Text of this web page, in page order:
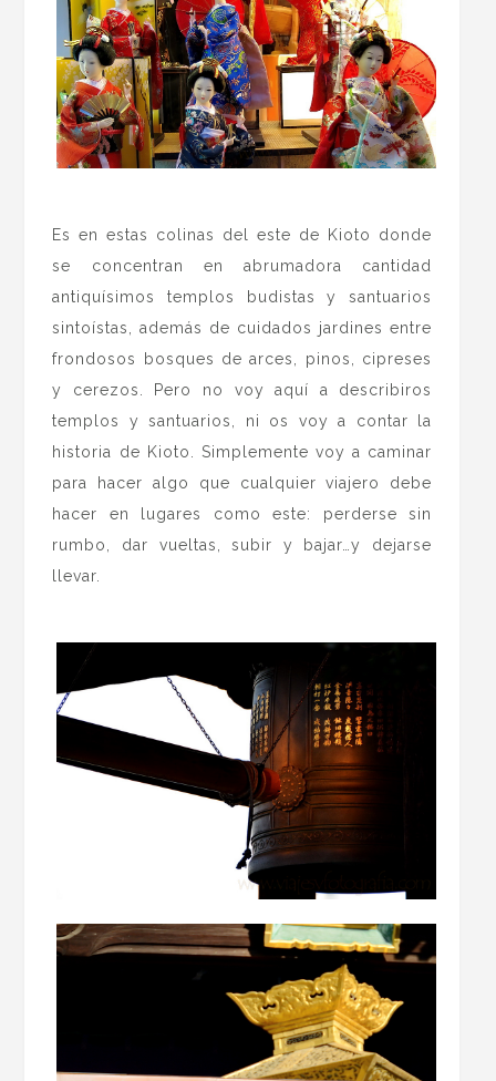
Es en estas colinas del este de Kioto donde
se concentran en abrumadora cantidad
antiquísimos templos budistas y santuarios
sintoístas, además de cuidados jardines entre
frondosos bosques de arces, pinos, cipreses
y cerezos. Pero no voy aquí a describiros
templos y santuarios, ni os voy a contar la
historia de Kioto. Simplemente voy a caminar
para hacer algo que cualquier viajero debe
hacer en lugares como este: perderse sin
rumbo, dar vueltas, subir y bajar…y dejarse
llevar.